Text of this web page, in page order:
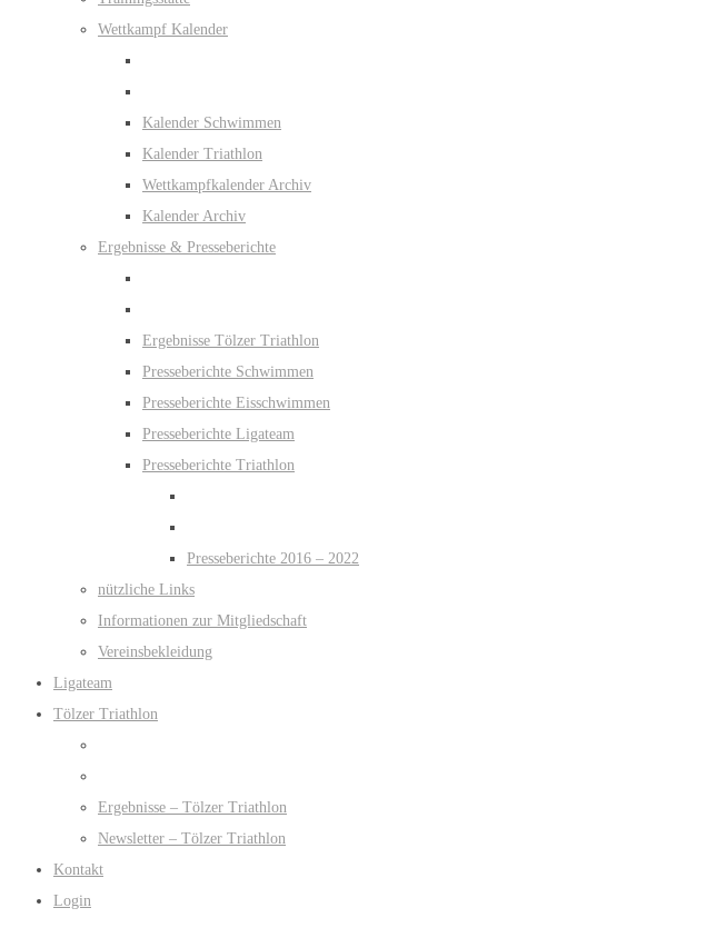
Wettkampf Kalender
Kalender Schwimmen
Kalender Triathlon
Wettkampfkalender Archiv
Kalender Archiv
Ergebnisse & Presseberichte
Ergebnisse Tölzer Triathlon
Presseberichte Schwimmen
Presseberichte Eisschwimmen
Presseberichte Ligateam
Presseberichte Triathlon
Presseberichte 2016 – 2022
nützliche Links
Informationen zur Mitgliedschaft
Vereinsbekleidung
Ligateam
Tölzer Triathlon
Ergebnisse – Tölzer Triathlon
Newsletter – Tölzer Triathlon
Kontakt
Login